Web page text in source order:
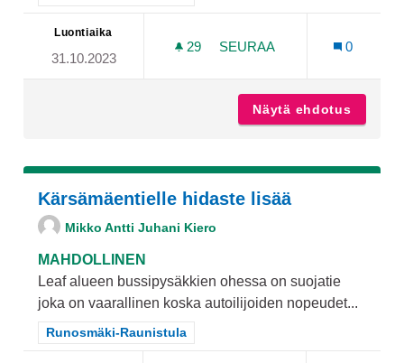
Luontiaika
31.10.2023
29 29 SEURAAJAA
SEURAA
0
Näytä ehdotus
Kärsämäentielle hidaste lisää
Mikko Antti Juhani Kiero
MAHDOLLINEN
Leaf alueen bussipysäkkien ohessa on suojatie
joka on vaarallinen koska autoilijoiden nopeudet...
Rajaa tulokset teeman mukaan: Runosmäki-Raunistula
Runosmäki-Raunistula